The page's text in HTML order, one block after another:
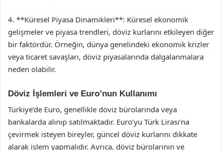
4. **Küresel Piyasa Dinamikleri**: Küresel ekonomik
gelişmeler ve piyasa trendleri, döviz kurlarını etkileyen diğer
bir faktördür. Örneğin, dünya genelindeki ekonomik krizler
veya ticaret savaşları, döviz piyasalarında dalgalanmalara
neden olabilir.
Döviz İşlemleri ve Euro’nun Kullanımı
Türkiye’de Euro, genellikle döviz bürolarında veya
bankalarda alınıp satılmaktadır. Euro’yu Türk Lirası’na
çevirmek isteyen bireyler, güncel döviz kurlarını dikkate
alarak işlem yapmalıdır. Ayrıca, döviz bürolarının ve